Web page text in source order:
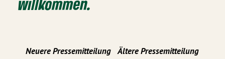
Neuere Pressemitteilung Ältere Pressemitteilung